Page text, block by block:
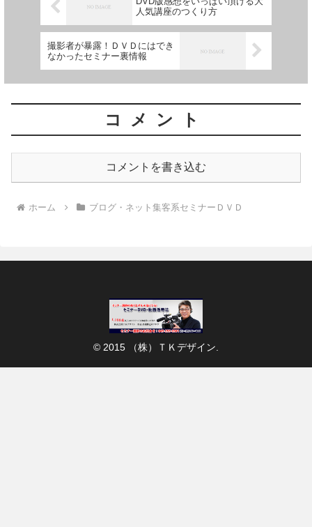
人気講座のつくり方
撮影者が暴露！ＤＶＤにはでき
なかったセミナー裏情報
コメント
コメントを書き込む
ホーム ブログ・ネット集客系セミナーＤＶＤ
© 2015 （株）ＴＫデザイン.